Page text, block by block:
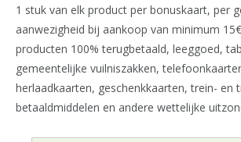
1 stuk van elk product per bonuskaart, per
aanwezigheid bij aankoop van minimum
producten 100% terugbetaald, leeggoed,
gemeentelijke vuilniszakken,
herlaadkaarten, geschenkkaarten, trein- en
betaaldmiddelen en andere wettelijke